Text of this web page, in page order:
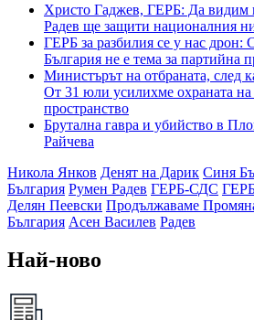
Христо Гаджев, ГЕРБ: Да видим
Радев ще защити националния
ГЕРБ за разбилия се у нас дрон:
България не е тема за партийна
Министърът на отбраната, след
От 31 юли усилихме охраната
пространство
Брутална гавра и убийство в
Райчева
Никола Янков Денят на Дарик Синя
България Румен Радев ГЕРБ-СДС
Делян Пеевски Продължаваме
България Асен Василев Радев
Най-ново